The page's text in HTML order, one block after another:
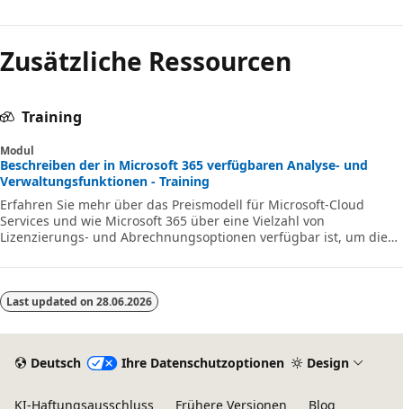
Zusätzliche Ressourcen
Training
Modul
Beschreiben der in Microsoft 365 verfügbaren Analyse- und
Verwaltungsfunktionen - Training
Erfahren Sie mehr über das Preismodell für Microsoft-Cloud
Services und wie Microsoft 365 über eine Vielzahl von
Lizenzierungs- und Abrechnungsoptionen verfügbar ist, um die
Bereiten Sie sich für MS-900 vor.
Last updated on 28.06.2026
Deutsch Ihre Datenschutzoptionen Design
KI-Haftungsausschluss Frühere Versionen Blog